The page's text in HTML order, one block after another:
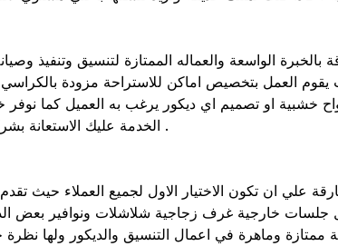
الواسعة والعماله الممتازة لتنسيق
يقوم العمل بتخصيص اماكن للاستراحة مزودة
خشبية او تصميم اي ديكور يرغب به العميل كما
الخدمة عليك الاستعانة بشركة تنسيق حدائق في الشارقة لانها موثوقة ومضمونة وتعد احسن شركات تنسيق الحدائق في الشارقة .
ان تكون الاختيار الاول لجميع العملاء حيث تقدم
خارجية غرف زجاجية شلاشلات ونوافير بعض
وماهرة في اعمال التنسيق والديكور ولها